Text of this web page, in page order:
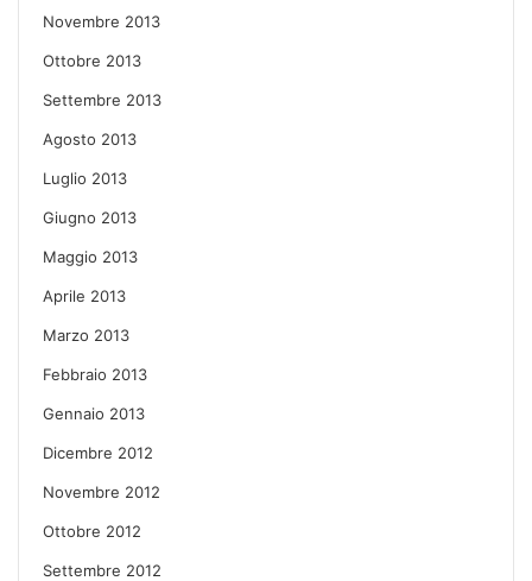
Novembre 2013
Ottobre 2013
Settembre 2013
Agosto 2013
Luglio 2013
Giugno 2013
Maggio 2013
Aprile 2013
Marzo 2013
Febbraio 2013
Gennaio 2013
Dicembre 2012
Novembre 2012
Ottobre 2012
Settembre 2012